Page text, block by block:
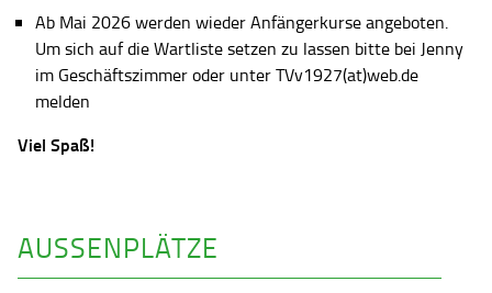
Ab Mai 2026 werden wieder Anfängerkurse angeboten.
Um sich auf die Wartliste setzen zu lassen bitte bei Jenny
im Geschäftszimmer oder unter TVv1927(at)web.de
melden
Viel Spaß!
AUSSENPLÄTZE